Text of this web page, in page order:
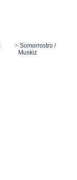
Somorrostro /
Muskiz